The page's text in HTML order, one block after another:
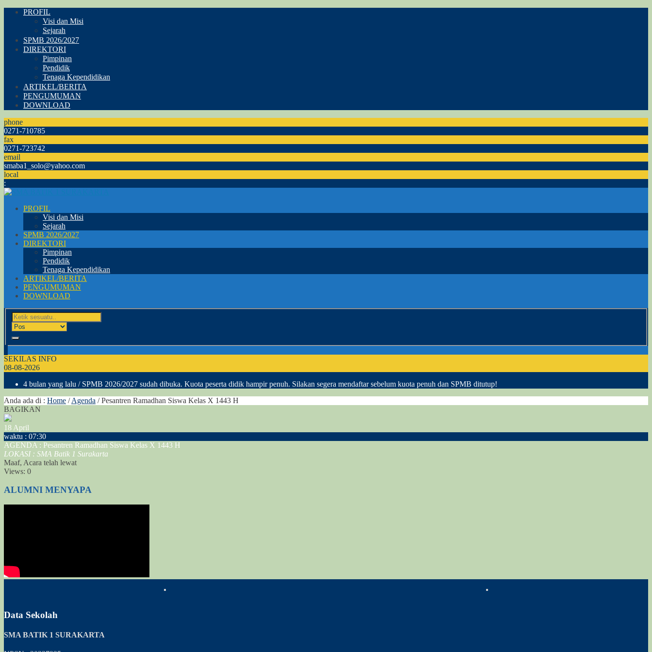
PROFIL
Visi dan Misi
Sejarah
SPMB 2026/2027
DIREKTORI
Pimpinan
Pendidik
Tenaga Kependidikan
ARTIKEL/BERITA
PENGUMUMAN
DOWNLOAD
phone
0271-710785
fax
0271-723742
email
smaba1_solo@yahoo.com
local
:
PROFIL
Visi dan Misi
Sejarah
SPMB 2026/2027
DIREKTORI
Pimpinan
Pendidik
Tenaga Kependidikan
ARTIKEL/BERITA
PENGUMUMAN
DOWNLOAD
SEKILAS INFO
08-08-2026
4 bulan yang lalu / SPMB 2026/2027 sudah dibuka. Kuota peserta didik hampir penuh. Silakan segera mendaftar sebelum kuota penuh dan SPMB ditutup!
Anda ada di : Home /Agenda /Pesantren Ramadhan Siswa Kelas X 1443 H
BAGIKAN
18 April
waktu : 07:30
AGENDA : Pesantren Ramadhan Siswa Kelas X 1443 H
LOKASI : SMA Batik 1 Surakarta
Maaf, Acara telah lewat
Views: 0
ALUMNI MENYAPA
Data Sekolah
SMA BATIK 1 SURAKARTA